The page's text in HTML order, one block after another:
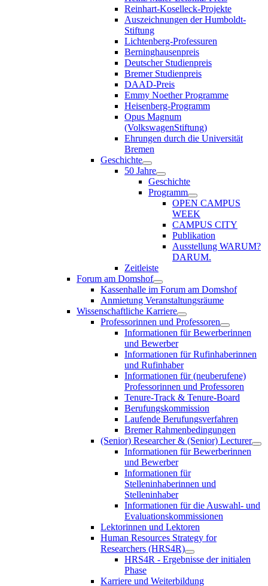
Reinhart-Koselleck-Projekte
Auszeichnungen der Humboldt-
Stiftung
Lichtenberg-Professuren
Berninghausenpreis
Deutscher Studienpreis
Bremer Studienpreis
DAAD-Preis
Emmy Noether Programme
Heisenberg-Programm
Opus Magnum
(VolkswagenStiftung)
Ehrungen durch die Universität
Bremen
Geschichte
50 Jahre
Geschichte
Programm
OPEN CAMPUS
WEEK
CAMPUS CITY
Publikation
Ausstellung WARUM?
DARUM.
Zeitleiste
Forum am Domshof
Kassenhalle im Forum am Domshof
Anmietung Veranstaltungsräume
Wissenschaftliche Karriere
Professorinnen und Professoren
Informationen für Bewerberinnen
und Bewerber
Informationen für Rufinhaberinnen
und Rufinhaber
Informationen für (neuberufene)
Professorinnen und Professoren
Tenure-Track & Tenure-Board
Berufungskommission
Laufende Berufungsverfahren
Bremer Rahmenbedingungen
(Senior) Researcher & (Senior) Lecturer
Informationen für Bewerberinnen
und Bewerber
Informationen für
Stelleninhaberinnen und
Stelleninhaber
Informationen für die Auswahl- und
Evaluationskommissionen
Lektorinnen und Lektoren
Human Resources Strategy for
Researchers (HRS4R)
HRS4R - Ergebnisse der initialen
Phase
Karriere und Weiterbildung